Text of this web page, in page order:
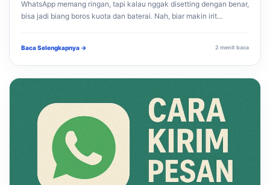
WhatsApp memang ringan, tapi kalau nggak disetting dengan benar,
bisa jadi biang boros kuota dan baterai. Nah, biar makin irit...
Baca Selengkapnya → 2 menit baca